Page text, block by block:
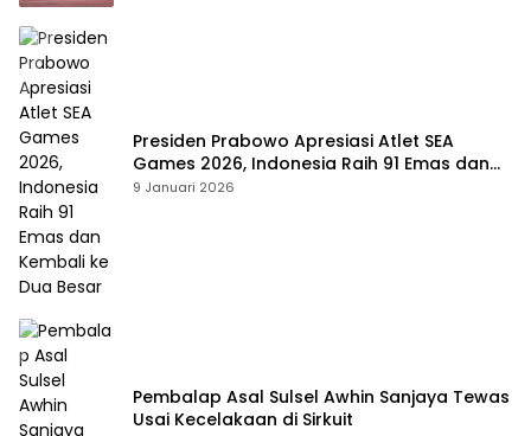
Presiden Prabowo Apresiasi Atlet SEA
Games 2026, Indonesia Raih 91 Emas dan
Kembali ke Dua Besar
9 Januari 2026
Pembalap Asal Sulsel Awhin Sanjaya Tewas
Usai Kecelakaan di Sirkuit